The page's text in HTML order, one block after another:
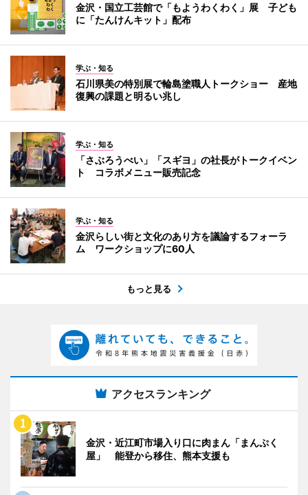
金沢・国立工芸館で「もようわくわく」展 子ども
に「たんけんキット」配布
学ぶ・知る
石川県美の特別展で輪島塗職人トークショー 産地
復興の課題と明るい兆し
学ぶ・知る
「さぶろうべい」「スギヨ」の社長がトークイベン
ト コラボメニュー販売記念
学ぶ・知る
金沢らしい街と文化のあり方を議論するフォーラ
ム ワークショップに60人
もっと見る
アクセスランキング
金沢・近江町市場入り口に肉まん「まんぷく
屋」 能登から移住、熊本支援も